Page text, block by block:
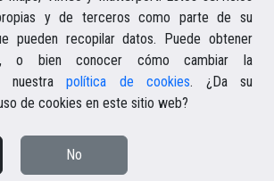
/ 661 578 297
agent
Casalanz Inmobiliaria S.L.
Diseño web Ailon Webs
y de terceros como parte de su
pueden recopilar datos. Puede obtener
o bien conocer cómo cambiar la
nuestrapolítica de cookies. ¿Da su
de cookies en este sitio web?
No